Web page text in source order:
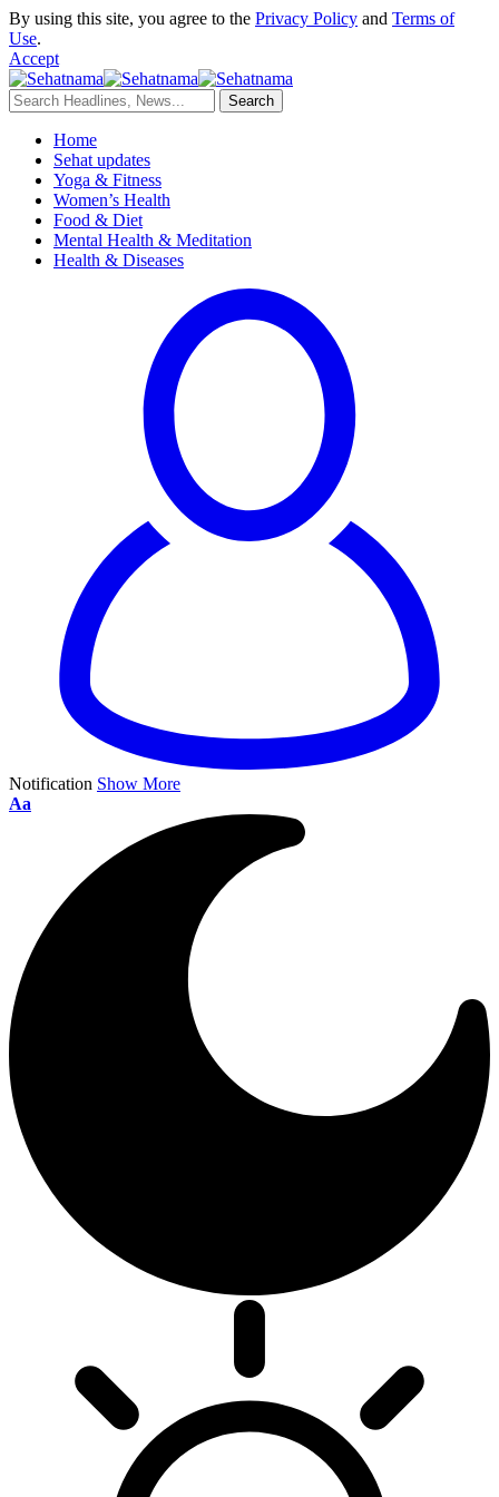
By using this site, you agree to the Privacy Policy and Terms of
Use.
Accept
Home
Sehat updates
Yoga & Fitness
Women’s Health
Food & Diet
Mental Health & Meditation
Health & Diseases
Notification Show More
Aa